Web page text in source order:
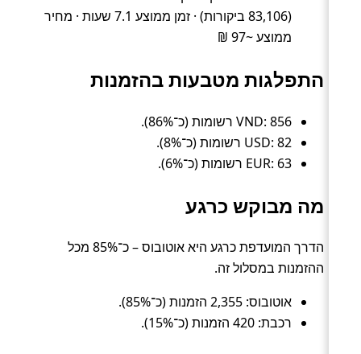
(83,106 ביקורות) · זמן ממוצע 7.1 שעות · מחיר
ממוצע ~97 ₪
התפלגות מטבעות בהזמנות
VND: 856 רשומות (כ־86%).
USD: 82 רשומות (כ־8%).
EUR: 63 רשומות (כ־6%).
מה מבוקש כרגע
הדרך המועדפת כרגע היא אוטובוס – כ־85% מכל
ההזמנות במסלול זה.
אוטובוס: 2,355 הזמנות (כ־85%).
רכבת: 420 הזמנות (כ־15%).